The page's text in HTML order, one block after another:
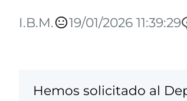
I.B.M. 19/01/2026 11:39:29
Hemos solicitado al